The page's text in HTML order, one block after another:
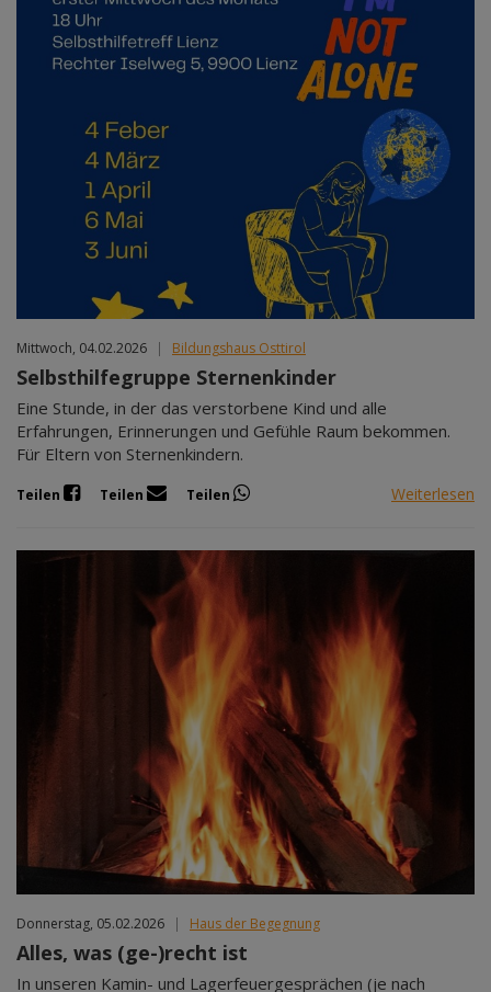
Mittwoch, 04.02.2026 | Bildungshaus Osttirol
Selbsthilfegruppe Sternenkinder
Eine Stunde, in der das verstorbene Kind und alle
Erfahrungen, Erinnerungen und Gefühle Raum bekommen.
Für Eltern von Sternenkindern.
Teilen Teilen Teilen Weiterlesen
Donnerstag, 05.02.2026 | Haus der Begegnung
Alles, was (ge-)recht ist
In unseren Kamin- und Lagerfeuergesprächen (je nach